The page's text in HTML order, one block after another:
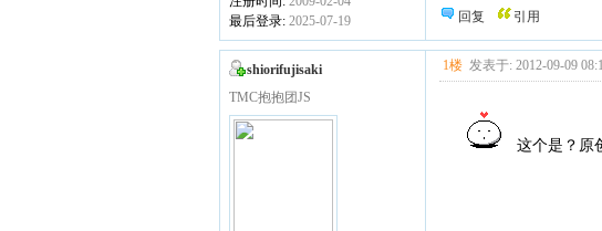
最后登录: 2025-07-19 回复 引用
shiorifujisaki
TMC抱抱团JS
1楼 发表于: 2012-09-09
这个是？原